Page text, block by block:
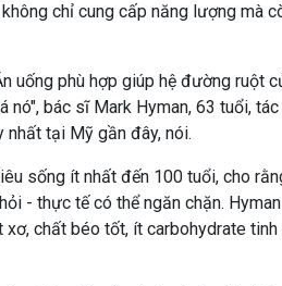
chỉ cung cấp năng lượng mà
uống phù hợp giúp hệ đường ruột
nó", bác sĩ Mark Hyman, 63 tuổi,
nhất tại Mỹ gần đây, nói.
sống ít nhất đến 100 tuổi, cho
- thực tế có thể ngăn chặn.
chất béo tốt, ít carbohydrate